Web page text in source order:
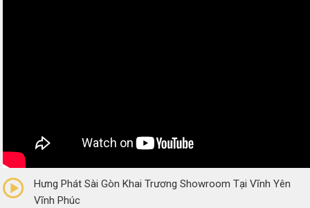
(0 Reviews)
Hưng Phát Sài Gòn Khai Trương Showroom Tại Vĩnh Yên
Vĩnh Phúc